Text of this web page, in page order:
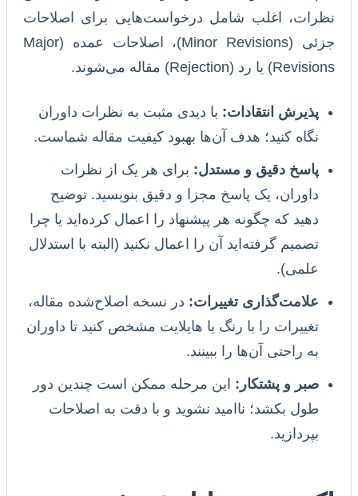
نظرات، اغلب شامل درخواست‌هایی برای اصلاحات
جزئی (Minor Revisions)، اصلاحات عمده (Major
Revisions) یا رد (Rejection) مقاله می‌شوند.
پذیرش انتقادات: با دیدی مثبت به نظرات داوران
نگاه کنید؛ هدف آن‌ها بهبود کیفیت مقاله شماست.
پاسخ دقیق و مستدل: برای هر یک از نظرات
داوران، یک پاسخ مجزا و دقیق بنویسید. توضیح
دهید که چگونه هر پیشنهاد را اعمال کرده‌اید یا چرا
تصمیم گرفته‌اید آن را اعمال نکنید (البته با استدلال
علمی).
علامت‌گذاری تغییرات: در نسخه اصلاح‌شده مقاله،
تغییرات را با رنگ یا هایلایت مشخص کنید تا داوران
به راحتی آن‌ها را ببینند.
صبر و پشتکار: این مرحله ممکن است چندین دور
طول بکشد؛ ناامید نشوید و با دقت به اصلاحات
بپردازید.